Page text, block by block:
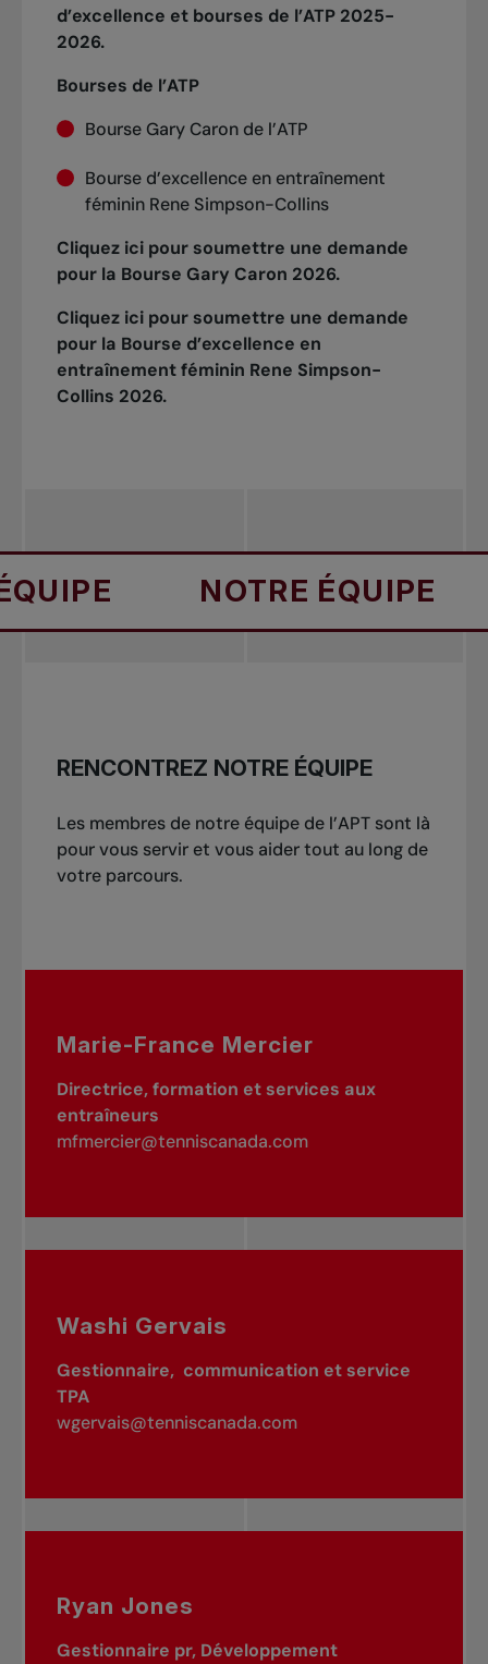
d’excellence et bourses de l’ATP 2025-
2026.
Bourses de l’ATP
Bourse Gary Caron de l’ATP
Bourse d’excellence en entraînement
féminin Rene Simpson-Collins
Cliquez ici pour soumettre une demande
pour la Bourse Gary Caron 2026.
Cliquez ici pour soumettre une demande
pour la Bourse d’excellence en
entraînement féminin Rene Simpson-
Collins 2026.
NOTRE ÉQUIPE
RENCONTREZ NOTRE ÉQUIPE
Les membres de notre équipe de l’APT sont là
pour vous servir et vous aider tout au long de
votre parcours.
Marie-France Mercier
Directrice, formation et services aux
entraîneurs
mfmercier@tenniscanada.com
Washi Gervais
Gestionnaire, communication et service
TPA
wgervais@tenniscanada.com
Ryan Jones
Gestionnaire pr, Développement